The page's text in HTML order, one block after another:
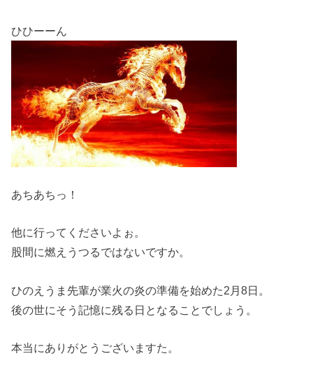
ひひーーん
あちあちっ！
他に行ってくださいよぉ。
股間に燃えうつるではないですか。
ひのえうま先輩が業火の炎の準備を始めた2月8日。
後の世にそう記憶に残る日となることでしょう。
本当にありがとうございますた。